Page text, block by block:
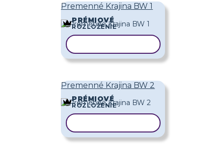
Premenné Krajina BW 1
PRÉMIOVÉ
ROZLOŽENIE
Premenné Krajina BW 2
PRÉMIOVÉ
ROZLOŽENIE